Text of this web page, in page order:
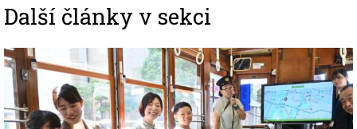
Další články v sekci
Image